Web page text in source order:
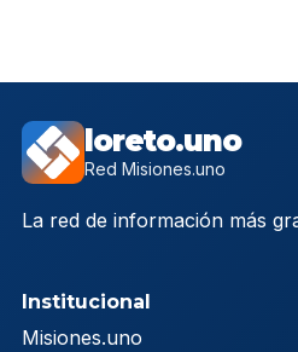
loreto.uno
Red Misiones.uno
La red de información más
Institucional
Misiones.uno